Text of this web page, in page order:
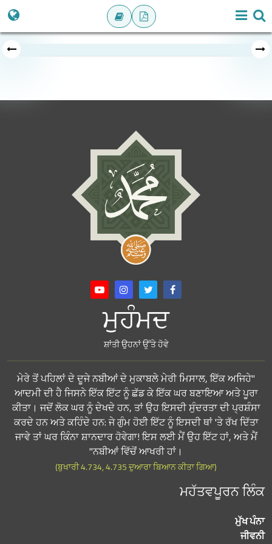
ਮੁਹੰਮਦ
ਸ਼ਾਂਤੀ ਉਹਨਾਂ ਉੱਤੇ ਹੋਵੇ
"ਮੇਰੇ ਤੋਂ ਪਹਿਲਾਂ ਦੇ ਦੂਜੇ ਨਬੀਆਂ ਦੇ ਮੁਕਾਬਲੇ ਮੇਰੀ ਮਿਸਾਲ, ਇੱਕ ਅਜਿਹੇ
ਆਦਮੀ ਦੀ ਹੈ ਜਿਸਨੇ ਇੱਕ ਇੱਟ ਨੂੰ ਛੱਡ ਕੇ ਇੱਕ ਘਰ ਬਣਾਇਆ ਅਤੇ ਪੂਰਾ
ਕੀਤਾ। ਜਦੋਂ ਲੋਕ ਘਰ ਨੂੰ ਦੇਖਦੇ ਹਨ, ਤਾਂ ਉਹ ਇਸਦੀ ਸੁੰਦਰਤਾ ਦੀ ਪ੍ਰਸ਼ੰਸਾ
ਕਰਦੇ ਹਨ ਅਤੇ ਕਹਿੰਦੇ ਹਨ: ਜੇ ਗੁੰਮ ਹੋਈ ਇੱਟ ਨੂੰ ਇਸਦੀ ਥਾਂ 'ਤੇ ਰੱਖ ਦਿੱਤਾ
ਜਾਵੇ ਤਾਂ ਘਰ ਕਿੰਨਾ ਸ਼ਾਨਦਾਰ ਹੋਵੇਗਾ! ਇਸ ਲਈ ਮੈਂ ਉਹ ਇੱਟ ਹਾਂ, ਅਤੇ ਮੈਂ
ਨਬੀਆਂ ਵਿੱਚੋਂ ਆਖਰੀ ਹਾਂ।"
(ਬੁਖਾਰੀ 4.734, 4.735 ਦੁਆਰਾ ਬਿਆਨ ਕੀਤਾ ਗਿਆ)
ਮਹੱਤਵਪੂਰਨ ਲਿੰਕ
ਮੁੱਖ ਪੰਨਾ
ਜੀਵਨੀ